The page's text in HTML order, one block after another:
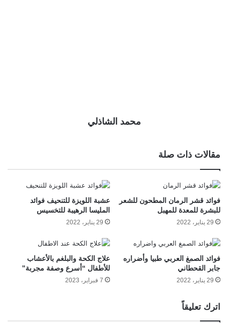
محمد الشاذلي
مقالات ذات صلة
فوائد قشر الرمان المطحون للشعر
للبشرة للمعدة للمهبل
29 يناير، 2022
عشبة اللويزة للتنحيف فوائد
المليسا الرهيبة للتخسيس
29 يناير، 2022
فوائد الصمغ العربي طبيا وأضراره
جابر القحطاني
29 يناير، 2022
علاج الكحة والبلغم بالأعشاب
للأطفال “أسرع وصفة مجربة”
7 فبراير، 2023
اترك تعليقاً